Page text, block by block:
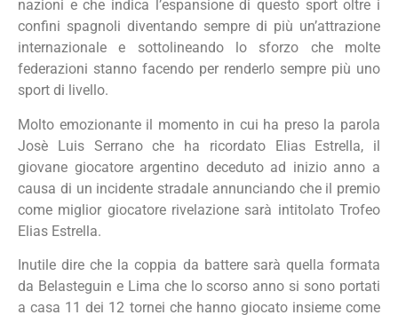
nazioni e che indica l’espansione di questo sport oltre i
confini spagnoli diventando sempre di più un’attrazione
internazionale e sottolineando lo sforzo che molte
federazioni stanno facendo per renderlo sempre più uno
sport di livello.
Molto emozionante il momento in cui ha preso la parola
Josè Luis Serrano che ha ricordato Elias Estrella, il
giovane giocatore argentino deceduto ad inizio anno a
causa di un incidente stradale annunciando che il premio
come miglior giocatore rivelazione sarà intitolato Trofeo
Elias Estrella.
Inutile dire che la coppia da battere sarà quella formata
da Belasteguin e Lima che lo scorso anno si sono portati
a casa 11 dei 12 tornei che hanno giocato insieme come